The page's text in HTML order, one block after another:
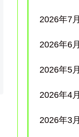
2026年7月
2026年6月
2026年5月
2026年4月
2026年3月